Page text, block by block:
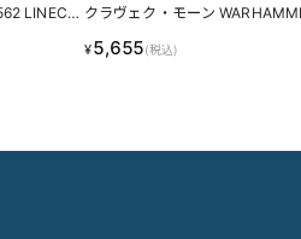
LINECP クラヴェク・モーン
ACE MARINES KRAVEK
¥5,655(税込)